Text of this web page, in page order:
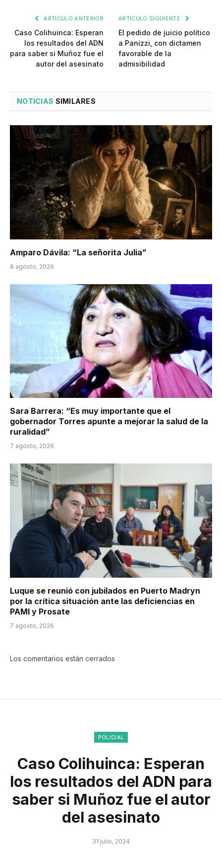
ARTÍCULO ANTERIOR
Caso Colihuinca: Esperan
los resultados del ADN
para saber si Muñoz fue el
autor del asesinato
ARTÍCULO SIGUIENTE
El pedido de juicio político
a Panizzi, con dictamen
favorable de la
admisibilidad
NOTICIAS SIMILARES
Amparo Dávila: “La señorita Julia”
8 agosto, 2026
Sara Barrera: “Es muy importante que el
gobernador Torres apunte a mejorar la salud de la
ruralidad”
7 agosto, 2026
Luque se reunió con jubilados en Puerto Madryn
por la crítica situación ante las deficiencias en
PAMI y Prosate
7 agosto, 2026
Los comentarios están cerrados
POLICIAL
Caso Colihuinca: Esperan
los resultados del ADN para
saber si Muñoz fue el autor
del asesinato
31 julio, 2024